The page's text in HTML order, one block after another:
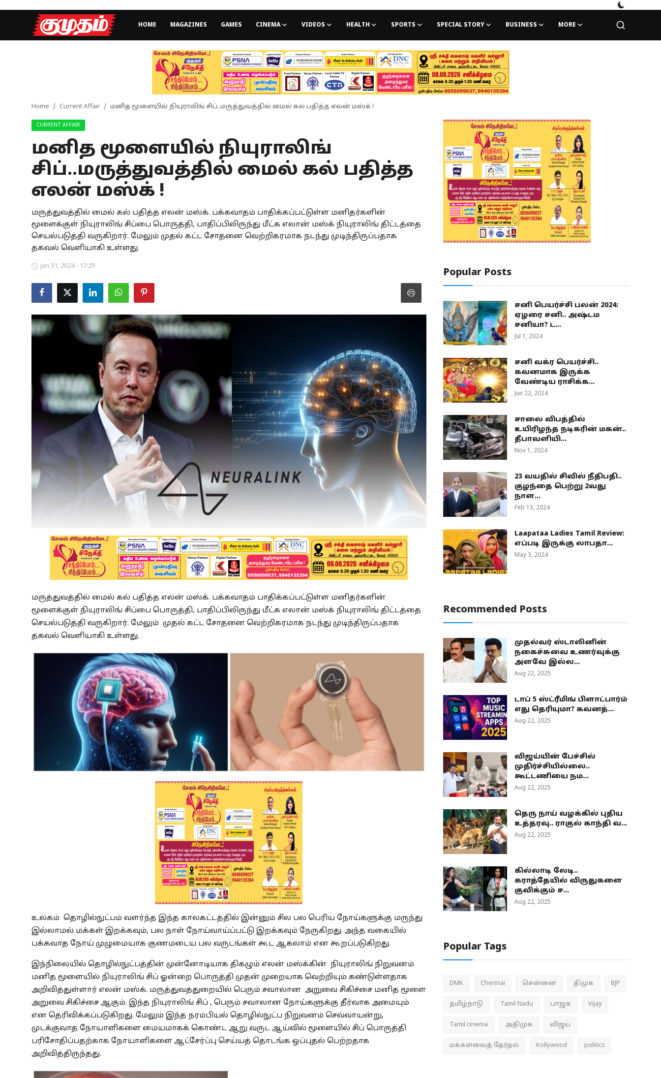
HOME MAGAZINES GAMES CINEMA VIDEOS HEALTH SPORTS SPECIAL STORY BUSINESS MORE
Games
Health
Special Story
Business
National
Weather
Home Current Affair மனித மூளையில் நியுராலிங் சிப்..மருத்துவத்தில் மைல் கல் பதித்த எலன் மஸ்க் !
CURRENT AFFAIR
மனித மூளையில் நியுராலிங்
சிப்..மருத்துவத்தில் மைல் கல் பதித்த
எலன் மஸ்க் !
மருத்துவத்தில் மைல் கல் பதித்த எலன் மஸ்க். பக்கவாதம் பாதிக்கப்பட்டுள்ள மனிதர்களின்
மூளைக்குள் நியுராலிங் சிப்பை பொருத்தி, பாதிப்பிலிருந்து மீட்க எலான் மஸ்க் நியுராலிங் திட்டத்தை
செயல்படுத்தி வருகிறார். மேலும் முதல் கட்ட சோதனை வெற்றிகரமாக நடந்து முடிந்திருப்பதாக
தகவல் வெளியாகி உள்ளது.
Jan 31, 2024 - 17:29
மருத்துவத்தில் மைல் கல் பதித்த எலன் மஸ்க். பக்கவாதம் பாதிக்கப்பட்டுள்ள மனிதர்களின்
மூளைக்குள் நியுராலிங் சிப்பை பொருத்தி, பாதிப்பிலிருந்து மீட்க எலான் மஸ்க் நியுராலிங் திட்டத்தை
செயல்படுத்தி வருகிறார். மேலும் முதல் கட்ட சோதனை வெற்றிகரமாக நடந்து முடிந்திருப்பதாக
தகவல் வெளியாகி உள்ளது.
உலகம் தொழில்நுட்பம் வளர்ந்த இந்த காலகட்டத்தில் இன்னும் சில பல பெரிய நோய்களுக்கு மருந்து
இல்லாமல் மக்கள் இறக்கவும், பல நாள் நோய்வாய்ப்பட்டு இறக்கவும் நேருகிறது. அந்த வகையில்
பக்கவாத நோய் முழுமையாக குணமடைய பல வருடங்கள் கூட ஆகலாம் என கூறப்படுகிறது.
இந்நிலையில் தொழில்நுட்பத்தின் முன்னோடியாக திகழும் எலன் மஸ்க்கின் நியுராலிங் நிறுவனம்
மனித மூளையில் நியுராலிங் சிப் ஓன்றை பொருத்தி முதன் முறையாக வெற்றியும் கண்டுள்ளதாக
அறிவித்துள்ளார் எலன் மஸ்க். மருத்துவத்துறையில் பெரும் சவாலான அறுவை சிகிச்சை மனித மூளை
அறுவை சிகிச்சை ஆகும். இந்த நியுராலிங் சிப் , பெரும் சவாலான நோய்களுக்கு தீர்வாக அமையும்
என தெரிவிக்கப்படுகிறது. மேலும் இந்த நரம்பியல் தொழில்நுட்ப நிறுவனம் செவ்வாயன்று,
முடக்குவாத நோயாளிகளை மையமாகக் கொண்ட ஆறு வருட ஆய்வில் மூளையில் சிப் பொருத்தி
பரிசோதிப்பதற்காக நோயாளிகளை ஆட்சேர்ப்பு செய்யத் தொடங்க ஒப்புதல் பெற்றதாக
அறிவித்திருந்தது.
Popular Posts
சனி பெயர்ச்சி பலன் 2024:
ஏழரை சனி.. அஷ்டம
சனியா? ட...
Jul 1, 2024
சனி வக்ர பெயர்ச்சி..
கவனமாக இருக்க
வேண்டிய ராசிக்க...
Jun 22, 2024
சாலை விபத்தில்
உயிரிழந்த நடிகரின் மகன்..
தீபாவளியி...
Nov 1, 2024
23 வயதில் சிவில் நீதிபதி..
குழந்தை பெற்று 2வது
நாள...
Feb 13, 2024
Laapataa Ladies Tamil Review:
எப்படி இருக்கு லாபதா...
May 3, 2024
Recommended Posts
முதல்வர் ஸ்டாலினின்
நகைச்சுவை உணர்வுக்கு
அளவே இல்ல...
Aug 22, 2025
டாப் 5 ஸ்ட்ரீமிங் பிளாட்பார்ம்
எது தெரியுமா? கவனத்...
Aug 22, 2025
விஜய்யின் பேச்சில்
முதிர்ச்சியில்லை..
கூட்டணியை நம...
Aug 22, 2025
தெரு நாய் வழக்கில் புதிய
உத்தரவு.. ராகுல் காந்தி வ...
Aug 22, 2025
கில்லாடி லேடி..
கராத்தேயில் விருதுகளை
குவிக்கும் ச...
Aug 22, 2025
Popular Tags
DMK Chennai சென்னை திமுக BJP
தமிழ்நாடு Tamil Nadu பாஜக Vijay
Tamil cinema அதிமுக விஜய்
மக்களவைத் தேர்தல் Kollywood politics